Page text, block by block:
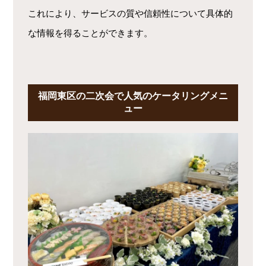
これにより、サービスの質や信頼性について具体的
な情報を得ることができます。
福岡東区の二次会で人気のケータリングメニ
ュー